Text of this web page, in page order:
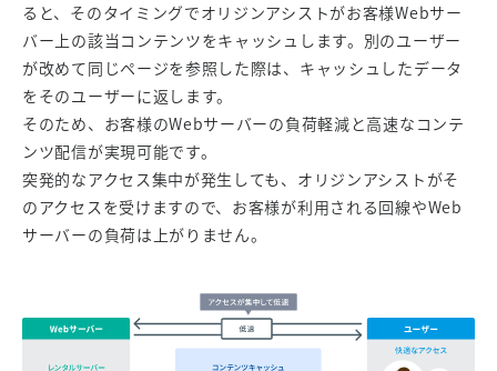
ると、そのタイミングでオリジンアシストがお客様Webサー
バー上の該当コンテンツをキャッシュします。別のユーザー
が改めて同じページを参照した際は、キャッシュしたデータ
をそのユーザーに返します。
そのため、お客様のWebサーバーの負荷軽減と高速なコンテ
ンツ配信が実現可能です。
突発的なアクセス集中が発生しても、オリジンアシストがそ
のアクセスを受けますので、お客様が利用される回線やWeb
サーバーの負荷は上がりません。